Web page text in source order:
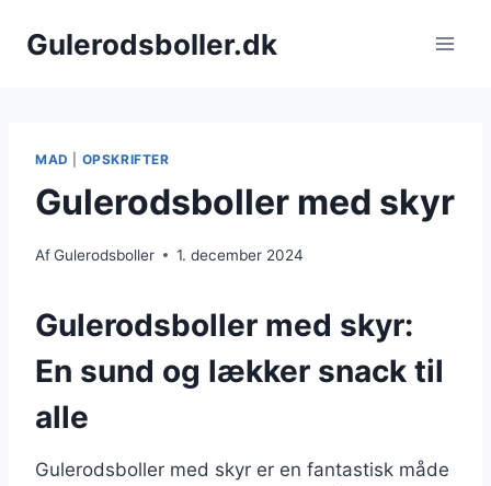
Gulerodsboller.dk
MAD OPSKRIFTER
Gulerodsboller med skyr
AfGulerodsboller 1. december 2024
Gulerodsboller med skyr:
En sund og lækker snack til
alle
Gulerodsboller med skyr er en fantastisk måde